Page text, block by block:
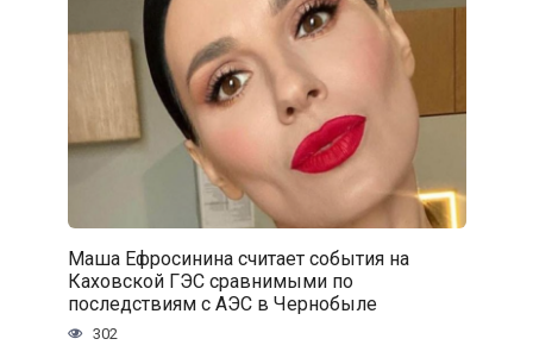
Маша Ефросинина считает события на
Каховской ГЭС сравнимыми по
последствиям с АЭС в Чернобыле
302